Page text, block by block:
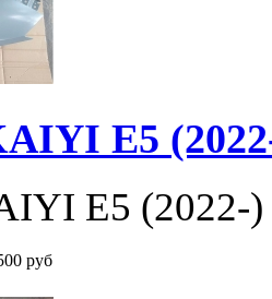
E5
E5 (2022-)
руб